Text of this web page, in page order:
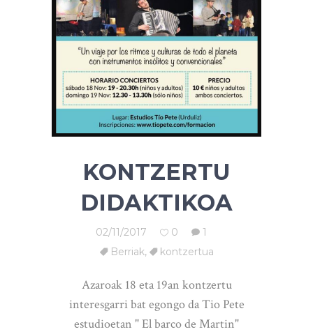
KONTZERTU
DIDAKTIKOA
02/11/2017 0
1
Berriak, kontzertua
Azaroak 18 eta 19an kontzertu
interesgarri bat egongo da Tio Pete
estudioetan " El barco de Martin"